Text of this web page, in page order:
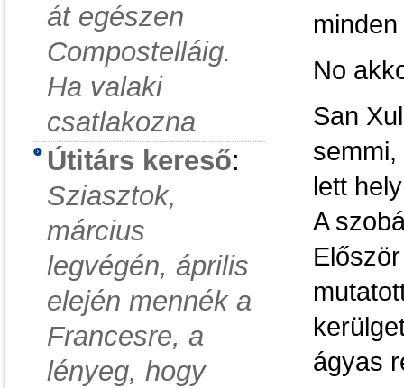
át egészen
Compostelláig.
Ha valaki
csatlakozna
Útitárs kereső:
Sziasztok,
március
legvégén, április
elején mennék a
Francesre, a
lényeg, hogy
No
San
lett
A
ágyas